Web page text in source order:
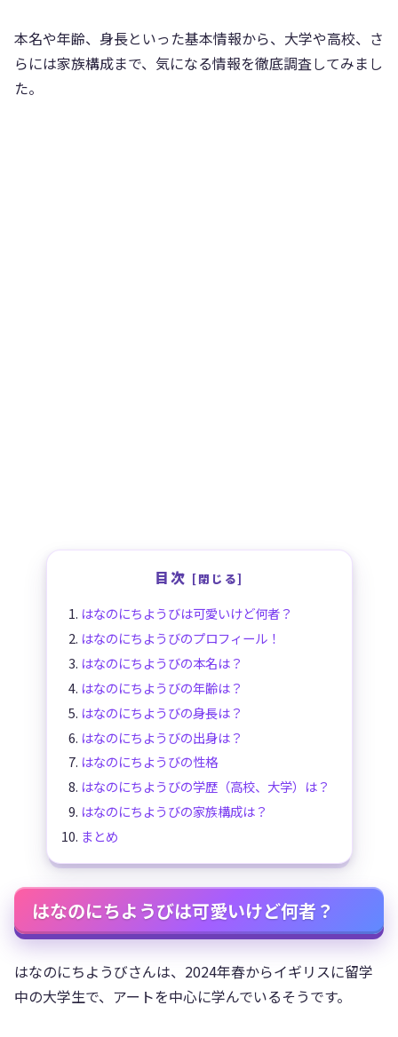
本名や年齢、身長といった基本情報から、大学や高校、さ
らには家族構成まで、気になる情報を徹底調査してみまし
た。
目次
はなのにちようびは可愛いけど何者？
はなのにちようびのプロフィール！
はなのにちようびの本名は？
はなのにちようびの年齢は？
はなのにちようびの身長は？
はなのにちようびの出身は？
はなのにちようびの性格
はなのにちようびの学歴（高校、大学）は？
はなのにちようびの家族構成は？
まとめ
はなのにちようびは可愛いけど何者？
はなのにちようびさんは、2024年春からイギリスに留学
中の大学生で、アートを中心に学んでいるそうです。